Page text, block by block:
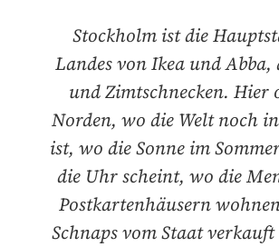
Stockholm ist die
Landes von Ikea und Abba,
und Zimtschnecken. Hier
Norden, wo die Welt noch
ist, wo die Sonne im
die Uhr scheint, wo die
Postkartenhäusern
Schnaps vom Staat